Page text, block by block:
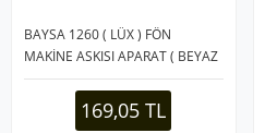
BAYSA 1260 ( LÜX ) FÖN
MAKİNE ASKISI APARAT ( BEYAZ
PLASTİK ) ( KEDİ FİGÜRLÜ ) (
360° KOLLU ) (YAPIŞKANLI
MONTAJ)*40169,05 TL